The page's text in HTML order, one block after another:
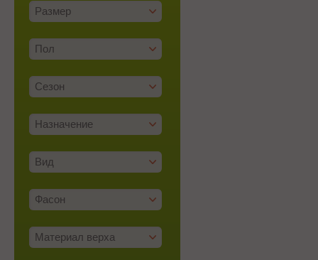
Размер
Пол
Сезон
Назначение
Вид
Фасон
Материал верха